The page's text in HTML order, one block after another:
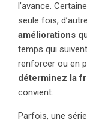
l’avance.
seule fois,
améliorations
temps qui
renforcer ou en
déterminez la
convient.
Parfois, une